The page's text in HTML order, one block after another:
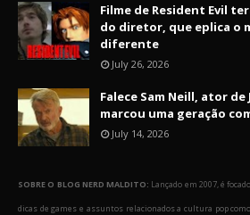
Filme de Resident Evil
do diretor, que eplica o
diferente
July 26, 2026
Falece Sam Neill, ator de
marcou uma geração
July 14, 2026
SOBRE O BLOG NERD MALDITO: Lançado em 2007, é
dicas de games e assuntos relacionados a cultura pop